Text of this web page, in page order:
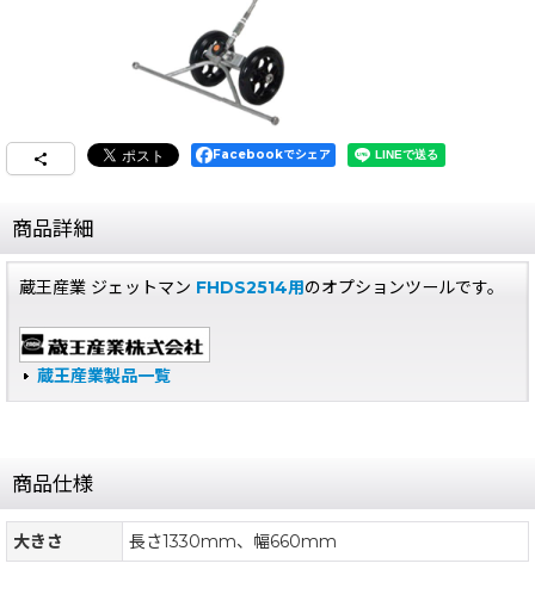
Facebookでシェア
商品詳細
蔵王産業 ジェットマン FHDS2514用のオプションツールです。
蔵王産業製品一覧
商品仕様
大きさ 長さ1330mm、幅660mm